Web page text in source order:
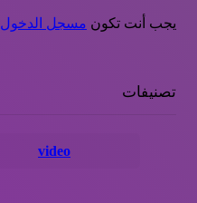
يجب أنت تكون مسجل الدخول
تصنيفات
video